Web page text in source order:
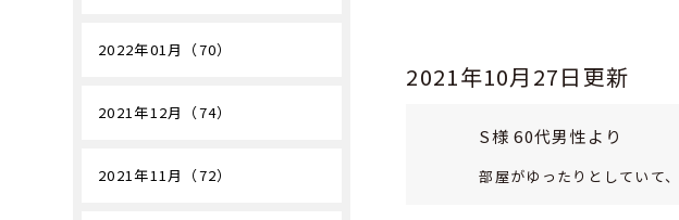
2021年10月27日更新
S様 60代男性より
部屋がゆったりとしていて
2022年01月（70）
2021年12月（74）
2021年11月（72）